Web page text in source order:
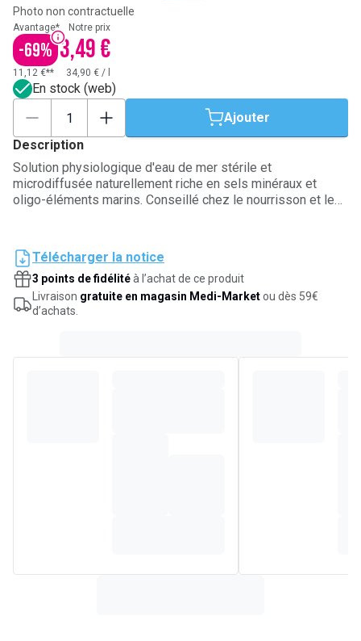
Photo non contractuelle
Avantage*
-69%
Notre prix
3,49 €
11,12 €** 34,90 € /
En stock (web)
Ajouter
Description
Solution physiologique d'eau de mer stérile et
microdiffusée naturellement riche en sels minéraux et
oligo-éléments marins. Conseillé chez le nourrisson et le
Télécharger la notice
3 points de fidélitéà l’achat de ce produit
Livraison gratuite en magasin Medi-Marketou dès 59€
d’achats.